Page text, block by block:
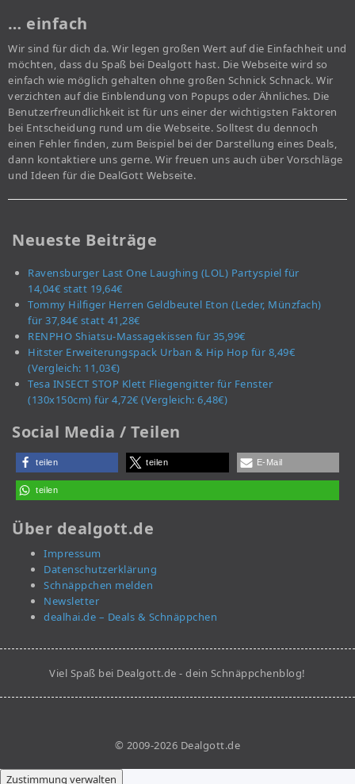
… einfach
Wir sind für dich da. Wir legen großen Wert auf die Einfachheit und
möchten, dass du Spaß bei Dealgott hast. Die Webseite wird so
einfach wie möglich gehalten ohne großen Schnick Schnack. Wir
verzichten auf die Einblendung von Popups oder Ähnliches. Die
Benutzerfreundlichkeit ist für uns einer der wichtigsten Faktoren
bei Entscheidung rund um die Webseite. Solltest du dennoch
einen Fehler finden, zum Beispiel bei der Darstellung eines Deals,
dann kontaktiere uns gerne. Wir freuen uns auch über Vorschläge
und Ideen für die DealGott Webseite.
Neueste Beiträge
Ravensburger Last One Laughing (LOL) Partyspiel für
14,04€ statt 19,64€
Tommy Hilfiger Herren Geldbeutel Eton (Leder, Münzfach)
für 37,84€ statt 41,28€
RENPHO Shiatsu-Massagekissen für 35,99€
Hitster Erweiterungspack Urban & Hip Hop für 8,49€
(Vergleich: 11,03€)
Tesa INSECT STOP Klett Fliegengitter für Fenster
(130x150cm) für 4,72€ (Vergleich: 6,48€)
Social Media / Teilen
teilen teilen E-Mail
teilen
Über dealgott.de
Impressum
Datenschutzerklärung
Schnäppchen melden
Newsletter
dealhai.de – Deals & Schnäppchen
Viel Spaß bei Dealgott.de - dein Schnäppchenblog!
© 2009-2026 Dealgott.de
Zustimmung verwalten